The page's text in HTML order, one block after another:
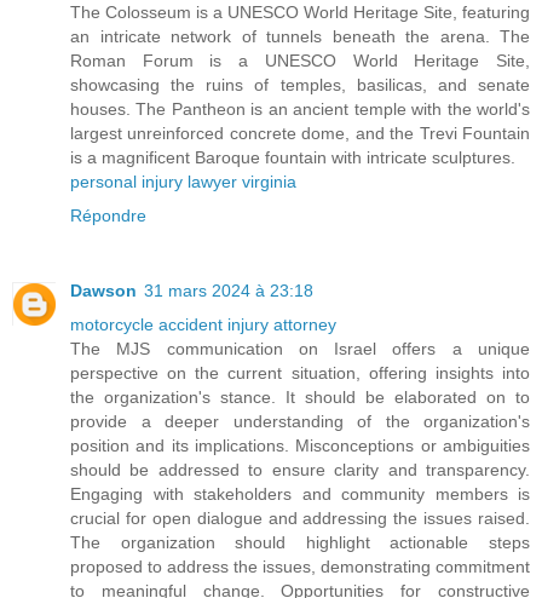
The Colosseum is a UNESCO World Heritage Site, featuring
an intricate network of tunnels beneath the arena. The
Roman Forum is a UNESCO World Heritage Site,
showcasing the ruins of temples, basilicas, and senate
houses. The Pantheon is an ancient temple with the world's
largest unreinforced concrete dome, and the Trevi Fountain
is a magnificent Baroque fountain with intricate sculptures.
personal injury lawyer virginia
Répondre
Dawson 31 mars 2024 à 23:18
motorcycle accident injury attorney
The MJS communication on Israel offers a unique
perspective on the current situation, offering insights into
the organization's stance. It should be elaborated on to
provide a deeper understanding of the organization's
position and its implications. Misconceptions or ambiguities
should be addressed to ensure clarity and transparency.
Engaging with stakeholders and community members is
crucial for open dialogue and addressing the issues raised.
The organization should highlight actionable steps
proposed to address the issues, demonstrating commitment
to meaningful change. Opportunities for constructive